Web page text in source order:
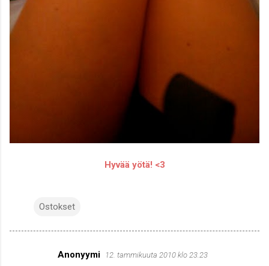
Hyvää yötä! <3
Ostokset
Anonyymi 12. tammikuuta 2010 klo 23.23